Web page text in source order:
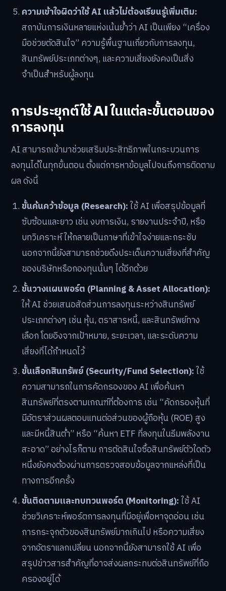
ความเข้าใจผิดว่าใช้ AI แล้วไม่ต้องเรียนรู้เพิ่มเติม:
สถาบันการเงินหลายแห่งเน้นย้ำว่า AI เป็นเพียง “เครื่อง
มือช่วยตัดสินใจ” ความรู้พื้นฐานเกี่ยวกับการลงทุน,
สินทรัพย์ประเภทต่างๆ, และความเสี่ยงยังคงเป็นสิ่ง
จำเป็นสำหรับผู้ลงทุน
การประยุกต์ใช้ AI ในแต่ละขั้นตอนของ
การลงทุน
AI สามารถเข้ามาช่วยเสริมประสิทธิภาพในกระบวนการ
ลงทุนได้ในทุกขั้นตอน ตั้งแต่การหาข้อมูลไปจนถึงการติดตาม
ผล ดังนี้
ขั้นค้นคว้าข้อมูล (Research):ใช้ AI เพื่อสรุปข้อมูลที่
ซับซ้อนและยาว เช่น งบการเงิน, รายงานประจำปี, หรือ
บทวิเคราะห์ ให้กลายเป็นภาษาที่เข้าใจง่ายและกระชับ
นอกจากนี้ยังสามารถช่วยดึงประเด็นความเสี่ยงที่สำคัญ
ของบริษัทหรือกองทุนนั้นๆ ได้อีกด้วย
ขั้นวางแผนพอร์ต (Planning & Asset Allocation):
ให้ AI ช่วยเสนอสัดส่วนการลงทุนระหว่างสินทรัพย์
ประเภทต่างๆ เช่น หุ้น, ตราสารหนี้, และสินทรัพย์ทาง
เลือก โดยอิงจากเป้าหมาย, ระยะเวลา, และระดับความ
เสี่ยงที่ได้กำหนดไว้
ขั้นเลือกสินทรัพย์ (Security/Fund Selection):ใช้
ความสามารถในการคัดกรองของ AI เพื่อค้นหา
สินทรัพย์ที่ตรงตามเกณฑ์ที่ต้องการ เช่น “คัดกรองหุ้นที่
มีอัตราส่วนผลตอบแทนต่อส่วนของผู้ถือหุ้น (ROE) สูง
และมีหนี้สินต่ำ” หรือ “ค้นหา ETF ที่ลงทุนในธีมพลังงาน
สะอาด” อย่างไรก็ตาม การตัดสินใจซื้อสินทรัพย์ตัวใดตัว
หนึ่งยังคงต้องผ่านการตรวจสอบข้อมูลจากแหล่งที่เป็น
ทางการอีกครั้ง
ขั้นติดตามและทบทวนพอร์ต (Monitoring):ใช้ AI
ช่วยวิเคราะห์พอร์ตการลงทุนที่มีอยู่เพื่อหาจุดอ่อน เช่น
การกระจุกตัวของสินทรัพย์มากเกินไป หรือความเสี่ยง
จากอัตราแลกเปลี่ยน นอกจากนี้ยังสามารถใช้ AI เพื่อ
สรุปข่าวสารสำคัญที่อาจส่งผลกระทบต่อสินทรัพย์ที่ถือ
ครองอยู่ได้